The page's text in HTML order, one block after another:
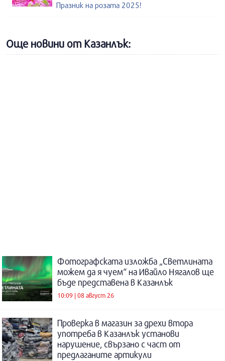
Празник на розата 2025!
Още новини от Казанлък:
Фотографската изложба „Светлината
можем да я чуем“ на Ивайло Нягалов ще
бъде представена в Казанлък
10:09 | 08 август 26
Проверка в магазин за дрехи втора
употреба в Казанлък установи
нарушение, свързано с част от
предлаганите артикули